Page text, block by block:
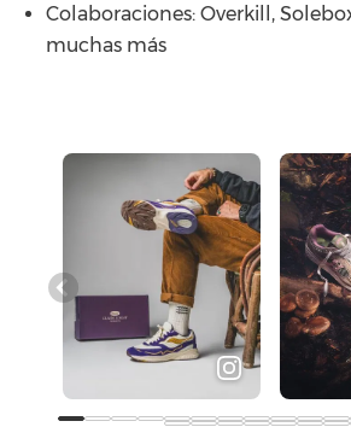
Colaboraciones: Overkill,
muchas más